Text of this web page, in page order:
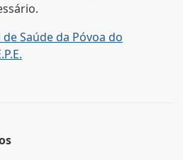
Saúde da Póvoa do